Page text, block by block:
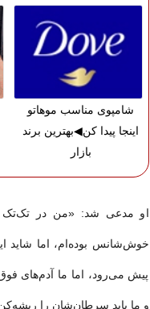
شامپوی مناسب موهاتو
اینجا پیدا کن◀بهترین برند
بازار
او مدعی شد: «من در تک‌تک
خوش‌شانس بوده‌ام، اما شاید
پیش می‌رود، اما ما آدم‌های
و ما باید سرطان‌شان را